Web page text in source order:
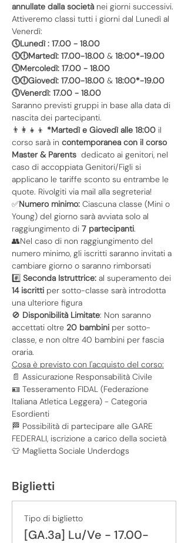
annullate dalla società nei giorni successivi.
Attiveremo classi tutti i giorni dal Lunedì al
Venerdì:
🕔Lunedì : 17.00 - 18.00
🕔🕕Martedì: 17.00-18.00 & 18:00*-19.00
🕔Mercoledì: 17.00 - 18.00
🕔🕕Giovedì: 17.00-18.00 & 18:00*-19.00
🕔Venerdì: 17.00 - 18.00
Saranno previsti gruppi in base alla data di
nascita dei partecipanti.
👨‍👩‍👧‍👦 *Martedì e Giovedì alle 18:00 il
corso sarà in contemporanea con il corso
Master & Parents dedicato ai genitori, nel
caso di accoppiata Genitori/Figli si
applicano le tariffe sconto su entrambe le
quote. Rivolgiti via mail alla segreteria!
✅Numero minimo: Ciascuna classe (Mini o
Young) del giorno sarà avviata solo al
raggiungimento di 7 partecipanti.
👥Nel caso di non raggiungimento del
numero minimo, gli iscritti saranno invitati a
cambiare giorno o saranno rimborsati
#️⃣ Seconda Istruttrice: al superamento dei
14 iscritti per sotto-classe sarà introdotta
una ulteriore figura
🚫 Disponibilità Limitate: Non saranno
accettati oltre 20 bambini per sotto-
classe, e non oltre 40 bambini per fascia
oraria.
Cosa è previsto con l'acquisto del corso:
📄 Assicurazione Responsabilità Civile
🪪 Tesseramento FIDAL (Federazione
Italiana Atletica Leggera) - Categoria
Esordienti
🏁 Possibilità di partecipare alle GARE
FEDERALI, iscrizione a carico della società
👕 Maglietta Sociale Underdogs
Biglietti
Tipo di biglietto
[GA.3a] Lu/Ve - 17.00-